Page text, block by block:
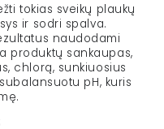
tokias sveikų plaukų
ir sodri spalva.
naudodami
produktų sankaupas,
chlorą, sunkiuosius
pH, kuris